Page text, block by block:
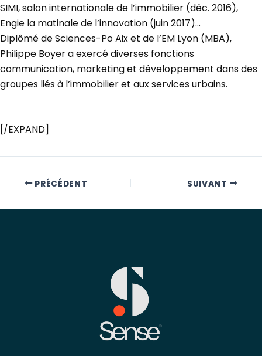
SIMI, salon internationale de l’immobilier (déc. 2016),
Engie la matinale de l’innovation (juin 2017)…
Diplômé de Sciences-Po Aix et de l’EM Lyon (MBA),
Philippe Boyer a exercé diverses fonctions
communication, marketing et développement dans des
groupes liés à l’immobilier et aux services urbains.
[/EXPAND]
PRÉCÉDENT SUIVANT